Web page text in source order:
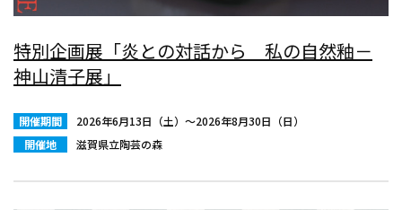
特別企画展「炎との対話から 私の自然釉－
神山清子展」
開催期間
2026年6月13日（土）〜2026年8月30日（日）
開催地
滋賀県立陶芸の森